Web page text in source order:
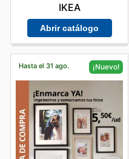
IKEA
Abrir catálogo
Hasta el 31 ago. ¡Nuevo!